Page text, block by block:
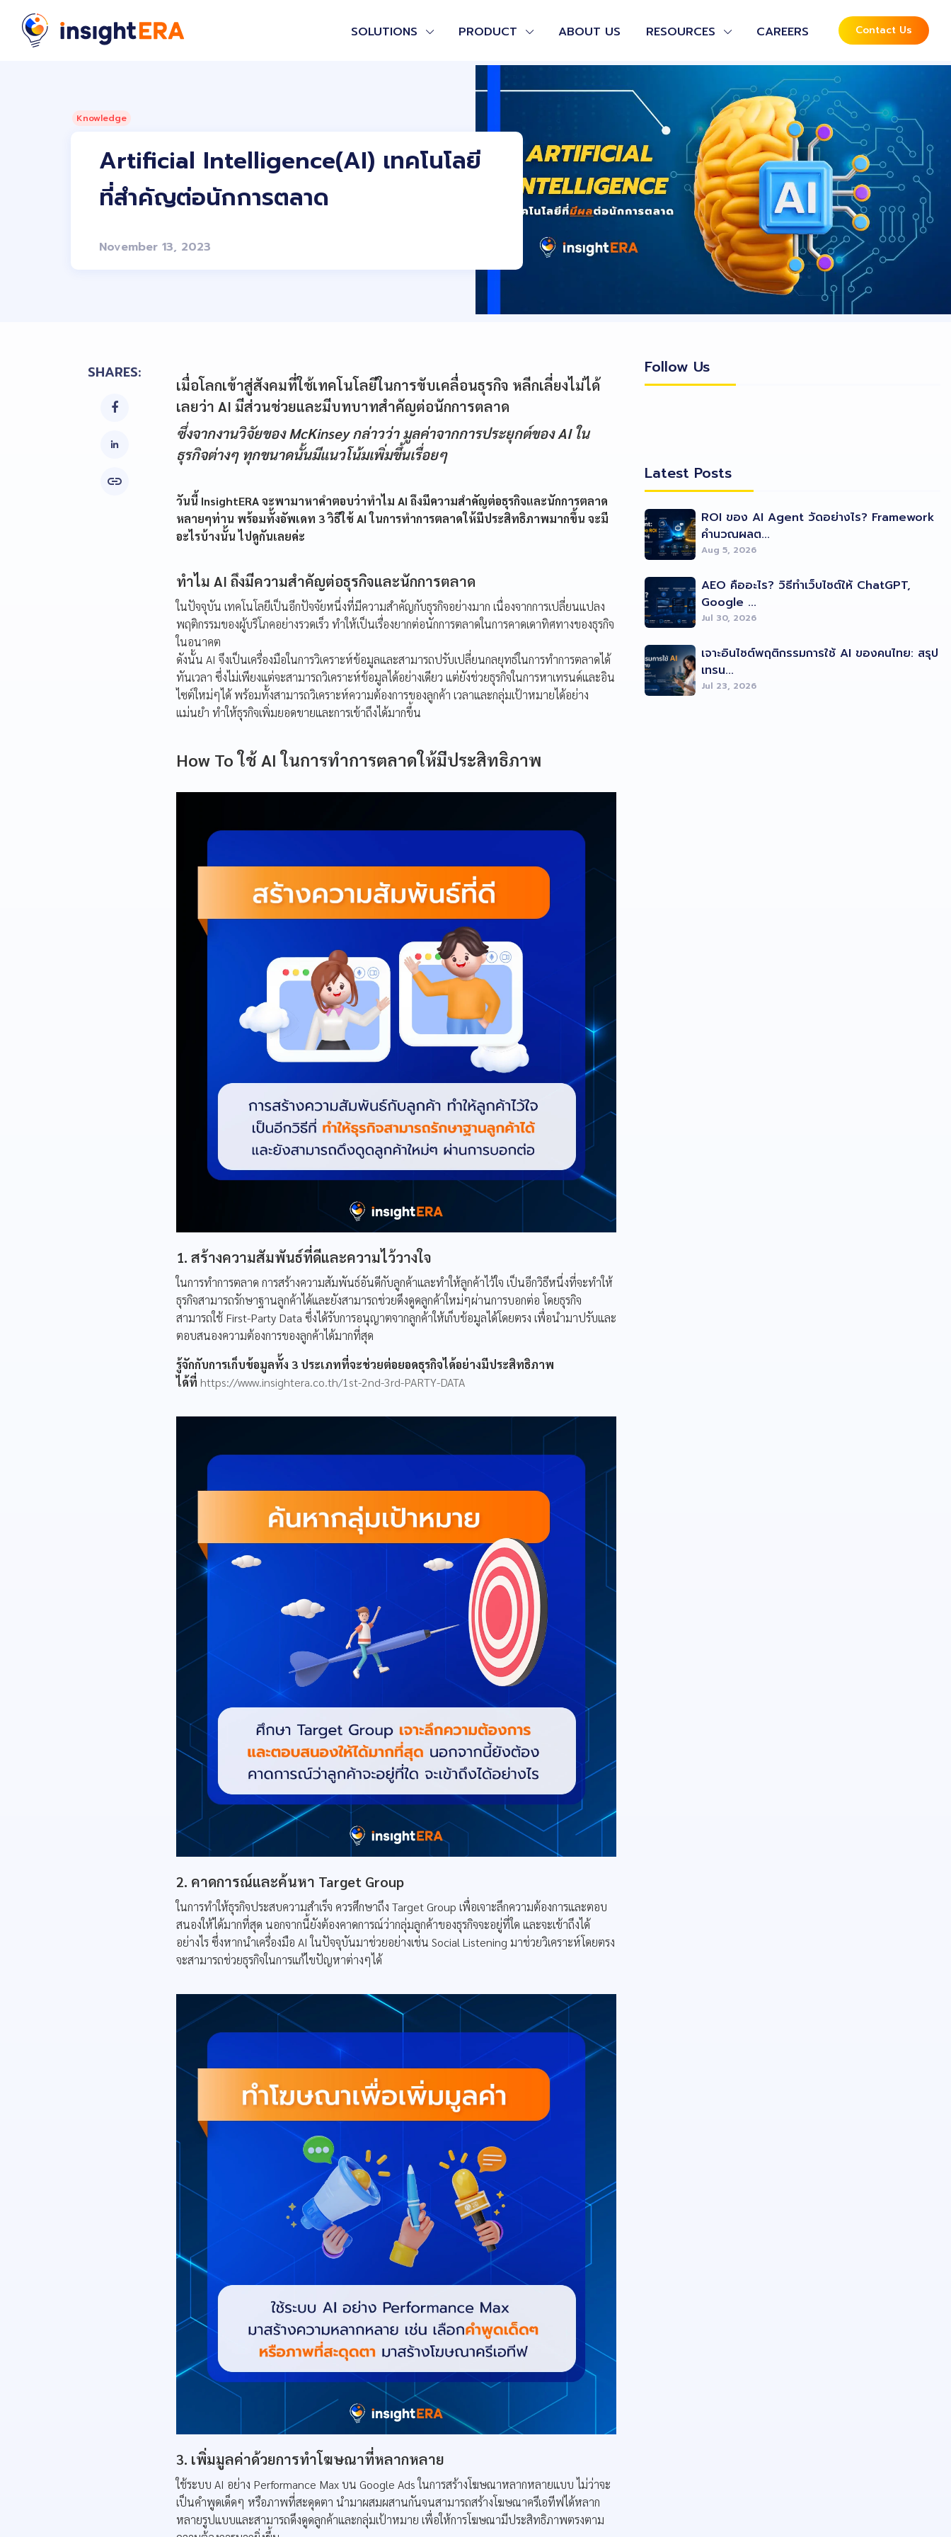
SOLUTIONS PRODUCT ABOUT US RESOURCES CAREERS Contact Us
Knowledge
Artificial Intelligence(AI) เทคโนโลยี
ที่สำคัญต่อนักการตลาด
November 13, 2023
SHARES:


เมื่อโลกเข้าสู่สังคมที่ใช้เทคโนโลยีในการขับเคลื่อนธุรกิจ หลีกเลี่ยงไม่ได้
เลยว่า AI มีส่วนช่วยและมีบทบาทสำคัญต่อนักการตลาด
ซึ่งจากงานวิจัยของ McKinsey กล่าวว่า มูลค่าจากการประยุกต์ของ AI ใน
ธุรกิจต่างๆ ทุกขนาดนั้นมีแนวโน้มเพิ่มขึ้นเรื่อยๆ
วันนี้ InsightERA จะพามาหาคำตอบว่าทำไม AI ถึงมีความสำคัญต่อธุรกิจและนักการตลาด
หลายๆท่าน พร้อมทั้งอัพเดท 3 วิธีใช้ AI ในการทำการตลาดให้มีประสิทธิภาพมากขึ้น จะมี
อะไรบ้างนั้น ไปดูกันเลยค่ะ
ทำไม AI ถึงมีความสำคัญต่อธุรกิจและนักการตลาด
ในปัจจุบัน เทคโนโลยีเป็นอีกปัจจัยหนึ่งที่มีความสำคัญกับธุรกิจอย่างมาก เนื่องจากการเปลี่ยนแปลง
พฤติกรรมของผู้บริโภคอย่างรวดเร็ว ทำให้เป็นเรื่องยากต่อนักการตลาดในการคาดเดาทิศทางของธุรกิจ
ในอนาคต
ดังนั้น AI จึงเป็นเครื่องมือในการวิเคราะห์ข้อมูลและสามารถปรับเปลี่ยนกลยุทธ์ในการทำการตลาดได้
ทันเวลา ซึ่งไม่เพียงแต่จะสามารถวิเคราะห์ข้อมูลได้อย่างเดียว แต่ยังช่วยธุรกิจในการหาเทรนด์และอิน
ไซต์ใหม่ๆได้ พร้อมทั้งสามารถวิเคราะห์ความต้องการของลูกค้า เวลาและกลุ่มเป้าหมายได้อย่าง
แม่นยำ ทำให้ธุรกิจเพิ่มยอดขายและการเข้าถึงได้มากขึ้น
How To ใช้ AI ในการทำการตลาดให้มีประสิทธิภาพ
1. สร้างความสัมพันธ์ที่ดีและความไว้วางใจ
ในการทำการตลาด การสร้างความสัมพันธ์อันดีกับลูกค้าและทำให้ลูกค้าไว้ใจ เป็นอีกวิธีหนึ่งที่จะทำให้
ธุรกิจสามารถรักษาฐานลูกค้าได้และยังสามารถช่วยดึงดูดลูกค้าใหม่ๆผ่านการบอกต่อ โดยธุรกิจ
สามารถใช้ First-Party Data ซึ่งได้รับการอนุญาตจากลูกค้าให้เก็บข้อมูลได้โดยตรง เพื่อนำมาปรับและ
ตอบสนองความต้องการของลูกค้าได้มากที่สุด
รู้จักกับการเก็บข้อมูลทั้ง 3 ประเภทที่จะช่วยต่อยอดธุรกิจได้อย่างมีประสิทธิภาพ
ได้ที่ https://www.insightera.co.th/1st-2nd-3rd-PARTY-DATA
2. คาดการณ์และค้นหา Target Group
ในการทำให้ธุรกิจประสบความสำเร็จ ควรศึกษาถึง Target Group เพื่อเจาะลึกความต้องการและตอบ
สนองให้ได้มากที่สุด นอกจากนี้ยังต้องคาดการณ์ว่ากลุ่มลูกค้าของธุรกิจจะอยู่ที่ใด และจะเข้าถึงได้
อย่างไร ซึ่งหากนำเครื่องมือ AI ในปัจจุบันมาช่วยอย่างเช่น Social Listening มาช่วยวิเคราะห์โดยตรง
จะสามารถช่วยธุรกิจในการแก้ไขปัญหาต่างๆได้
3. เพิ่มมูลค่าด้วยการทำโฆษณาที่หลากหลาย
ใช้ระบบ AI อย่าง Performance Max บน Google Ads ในการสร้างโฆษณาหลากหลายแบบ ไม่ว่าจะ
เป็นคำพูดเด็ดๆ หรือภาพที่สะดุดตา นำมาผสมผสานกันจนสามารถสร้างโฆษณาครีเอทีฟได้หลาก
หลายรูปแบบและสามารถดึงดูดลูกค้าและกลุ่มเป้าหมาย เพื่อให้การโฆษณามีประสิทธิภาพตรงตาม
Follow Us
Latest Posts
ROI ของ AI Agent วัดอย่างไร? Framework
คำนวณผลต...
Aug 5, 2026
AEO คืออะไร? วิธีทำเว็บไซต์ให้ ChatGPT,
Google ...
Jul 30, 2026
เจาะอินไซต์พฤติกรรมการใช้ AI ของคนไทย: สรุป
เทรน...
Jul 23, 2026